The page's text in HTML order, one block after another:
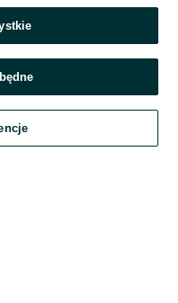
wskazanych powyżej,
jego aktualnym brzmieniu.